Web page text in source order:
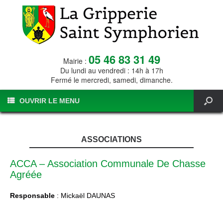
Mairie : 05 46 83 31 49
Du lundi au vendredi : 14h à 17h
Fermé le mercredi, samedi, dimanche.
OUVRIR LE MENU
ASSOCIATIONS
ACCA – Association Communale De Chasse
Agréée
Responsable : Mickaël DAUNAS